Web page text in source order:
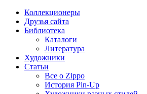
Коллекционеры
Друзья сайта
Библиотека
Каталоги
Литература
Художники
Статьи
Все о Zippo
История Pin-Up